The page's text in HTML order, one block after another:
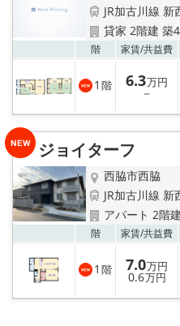
JR加古川線
貸家 2階建 築
階 家賃/共益費
1 階 6.3万円
－
ジョイターフ
西脇市西脇
JR加古川線
アパート 2階
階 家賃/共益費
1 階 7.0万円
0.6万円